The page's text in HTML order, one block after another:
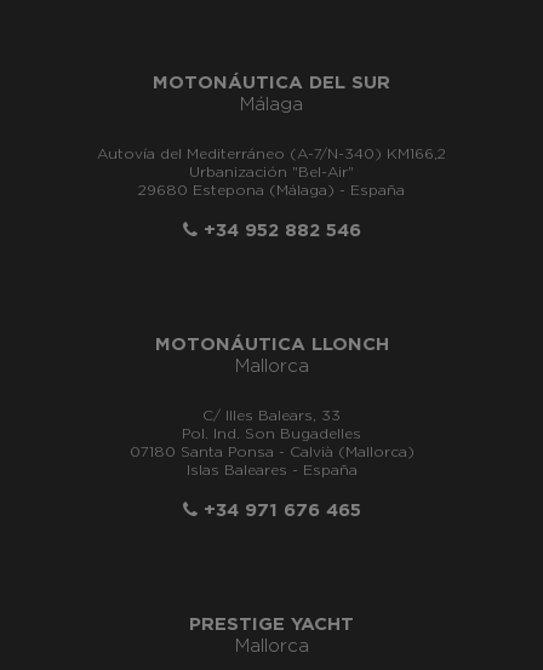
MOTONÁUTICA DEL SUR
Málaga
Autovía del Mediterráneo (A-7/N-340) KM166,2
Urbanización "Bel-Air"
29680 Estepona (Málaga) - España
+34 952 882 546
MOTONÁUTICA LLONCH
Mallorca
C/ Illes Balears, 33
Pol. Ind. Son Bugadelles
07180 Santa Ponsa - Calvià (Mallorca)
Islas Baleares - España
+34 971 676 465
PRESTIGE YACHT
Mallorca